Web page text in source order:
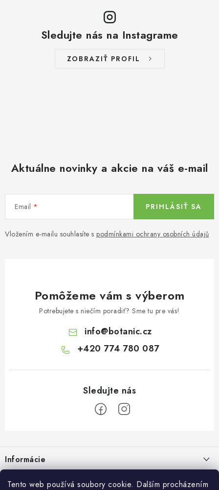
Tento web používá soubory cookie. Dalším procházením
Sledujte nás na Instagrame
ZOBRAZIŤ PROFIL
Aktuálne novinky a akcie na váš e-mail
Email
Vložením e-mailu souhlasíte s podmínkami ochrany osobních údajů
PRIHLÁSIŤ SA
Pomôžeme vám s výberom
Potrebujete s niečím poradiť? Sme tu pre vás!
info@botanic.cz
+420 774 780 087
p
ä
Informácie
Doprava a platba
O Botanicu